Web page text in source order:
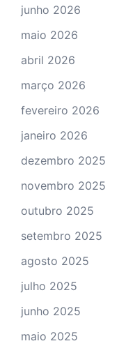
junho 2026
maio 2026
abril 2026
março 2026
fevereiro 2026
janeiro 2026
dezembro 2025
novembro 2025
outubro 2025
setembro 2025
agosto 2025
julho 2025
junho 2025
maio 2025